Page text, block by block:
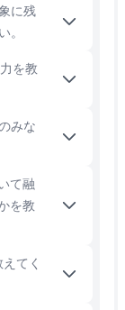
に残
。
を教
みな
て融
を教
てく